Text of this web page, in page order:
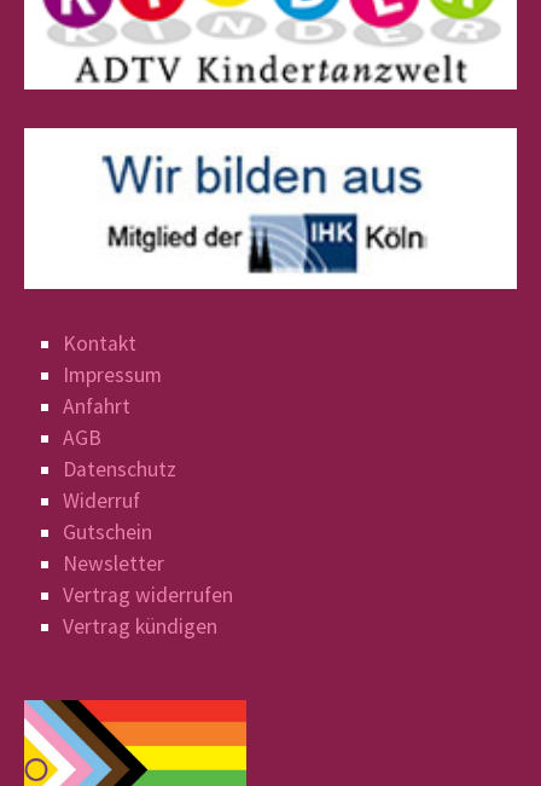
Kontakt
Impressum
Anfahrt
AGB
Datenschutz
Widerruf
Gutschein
Newsletter
Vertrag widerrufen
Vertrag kündigen